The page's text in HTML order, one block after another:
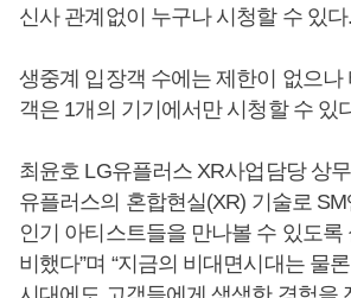
신사 관계없이 누구나 시청할 수 있다.
생중계 입장객 수에는 제한이 없으나
객은 1개의 기기에서만 시청할 수 있
최윤호 LG유플러스 XR사업담당 상
유플러스의 혼합현실(XR) 기술로
인기 아티스트들을 만나볼 수 있도록
비했다”며 “지금의 비대면시대는 물